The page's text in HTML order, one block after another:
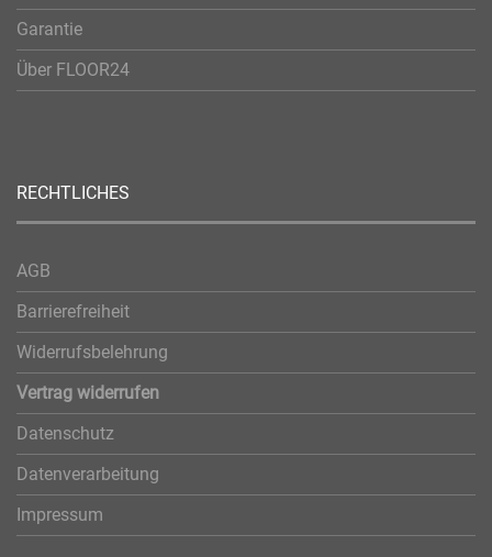
Garantie
Über FLOOR24
RECHTLICHES
AGB
Barrierefreiheit
Widerrufsbelehrung
Vertrag widerrufen
Datenschutz
Datenverarbeitung
Impressum